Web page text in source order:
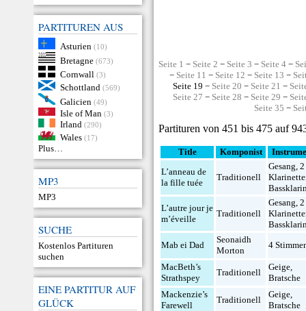
PARTITUREN AUS
Asturien (10)
Bretagne (673)
Cornwall (3)
Schottland (569)
Galicien (49)
Isle of Man (3)
Irland (290)
Wales (17)
Plus…
MP3
MP3
SUCHE
Kostenlos Partituren
suchen
EINE PARTITUR AUF
GLÜCK
Seite 1 − Seite 2 − Seite 3 − Seite 4 −
− Seite 11 − Seite 12 − Seite 13 −
Seite 19 − Seite 20 − Seite 21 −
Seite 27 − Seite 28 − Seite 29 −
Seite 35 −
Partituren von 451 bis 475 auf
Title Komponist
L’anneau de
la fille tuée
Traditionell
Gesang,2
L’autre jour je
m’éveille
Traditionell
Gesang,2
Mab ei Dad
Seonaidh
Morton
4
MacBeth’s
Strathspey
Traditionell
Geige,
Bratsche
Mackenzie’s
Farewell
Traditionell
Geige,
Bratsche